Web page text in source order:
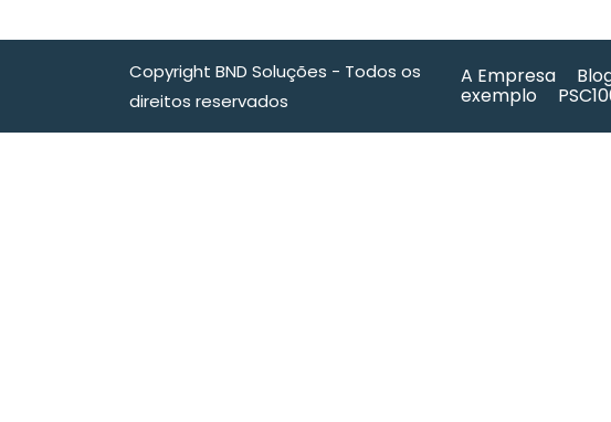
Copyright BND Soluções - Todos os
direitos reservados
A Empresa
exemplo